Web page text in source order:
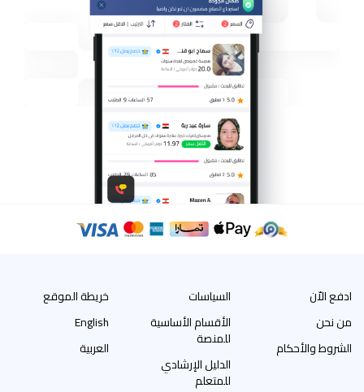
ادفع الاّن
من نحن
الشروط والأحكام
السياسات
الأقسام الأساسية
للمنصة
الدليل الإرشادي
للمتعلم
خريطة الموقع
English
العربية